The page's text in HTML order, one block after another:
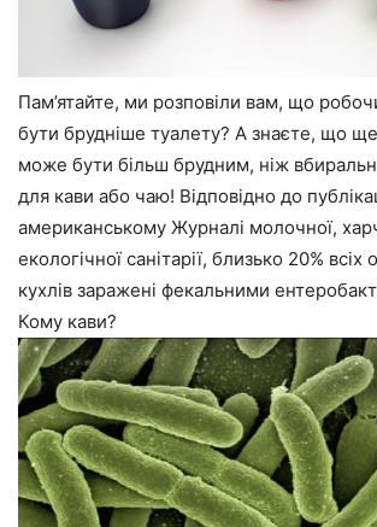
Пам’ятайте, ми розповіли вам, що
бути брудніше туалету? А знаєте, що
може бути більш брудним, ніж
для кави або чаю! Відповідно до
американському Журналі молочної,
екологічної санітарії, близько 20% всіх
кухлів заражені фекальними
Кому кави?